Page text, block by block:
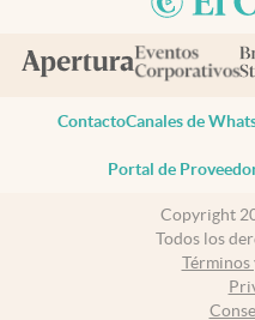
ContactoCanales de
Portal de
Copyright
Todos los
Términos